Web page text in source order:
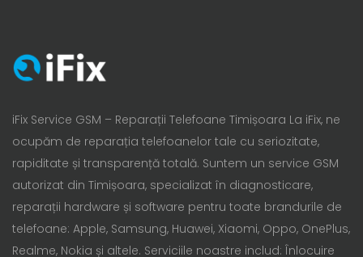
iFix Service GSM – Reparații Telefoane Timișoara La iFix, ne
ocupăm de reparația telefoanelor tale cu seriozitate,
rapiditate și transparență totală. Suntem un service GSM
autorizat din Timișoara, specializat în diagnosticare,
reparații hardware și software pentru toate brandurile de
telefoane: Apple, Samsung, Huawei, Xiaomi, Oppo, OnePlus,
Realme, Nokia și altele. Serviciile noastre includ: Înlocuire